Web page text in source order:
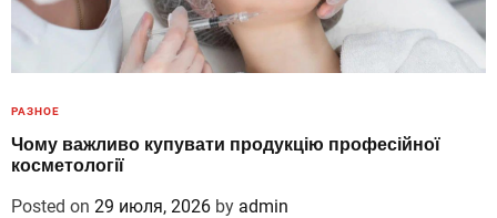
РАЗНОЕ
Чому важливо купувати продукцію професійної
косметології
Posted on 29 июля, 2026 by admin